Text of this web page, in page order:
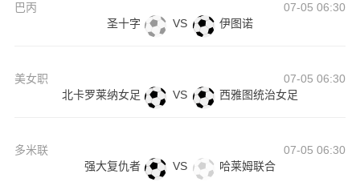
巴丙
07-05 06:30
圣十字
VS 伊图诺
美女职
07-05 06:30
北卡罗莱纳女足
VS 西雅图统治女足
多米联
07-05 06:30
强大复仇者
VS 哈莱姆联合